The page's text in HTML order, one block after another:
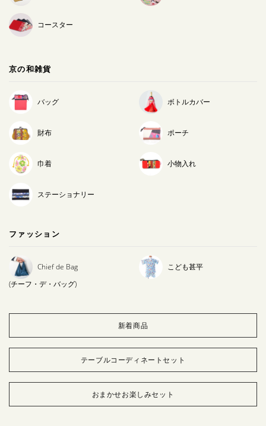
コースター
京の和雑貨
バッグ ボトルカバー
財布 ポーチ
巾着 小物入れ
ステーショナリー
ファッション
Chief de Bag
(チーフ・デ・バッグ)
こども甚平
新着商品
テーブルコーディネートセット
おまかせお楽しみセット